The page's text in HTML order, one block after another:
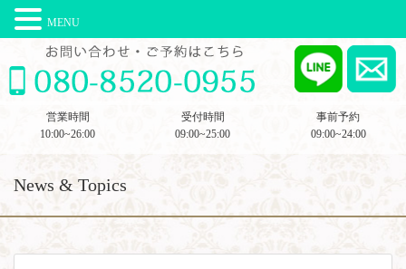
営業時間
10:00~26:00
受付時間
09:00~25:00
事前予約
09:00~24:00
News & Topics
MENU